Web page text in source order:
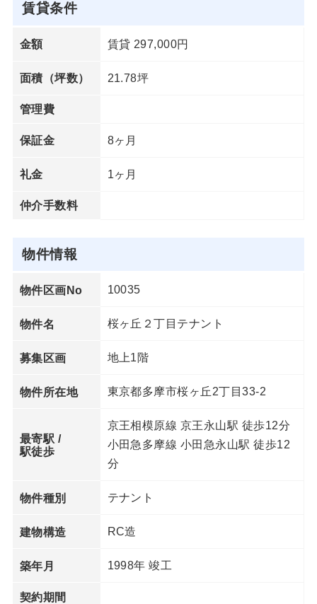
賃貸条件
金額 賃貸 297,000円
面積（坪数） 21.78坪
管理費
保証金 8ヶ月
礼金 1ヶ月
仲介手数料
物件情報
物件区画No 10035
物件名 桜ヶ丘２丁目テナント
募集区画 地上1階
物件所在地 東京都多摩市桜ヶ丘2丁目33-2
最寄駅 /
駅徒歩
京王相模原線 京王永山駅 徒歩12分
小田急多摩線 小田急永山駅 徒歩12
分
物件種別 テナント
建物構造 RC造
築年月 1998年 竣工
契約期間